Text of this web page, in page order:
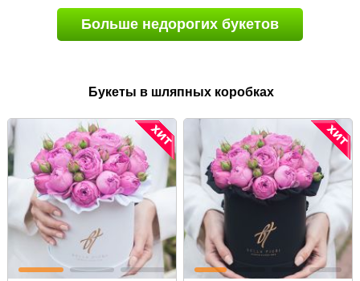
Больше недорогих букетов
Букеты в шляпных коробках